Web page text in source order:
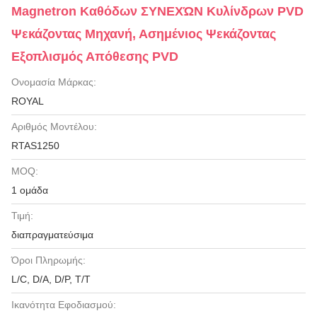
Magnetron Καθόδων ΣΥΝΕΧΏΝ Κυλίνδρων PVD
Ψεκάζοντας Μηχανή, Ασημένιος Ψεκάζοντας
Εξοπλισμός Απόθεσης PVD
Ονομασία Μάρκας:
ROYAL
Αριθμός Μοντέλου:
RTAS1250
MOQ:
1 ομάδα
Τιμή:
διαπραγματεύσιμα
Όροι Πληρωμής:
L/C, D/A, D/P, T/T
Ικανότητα Εφοδιασμού: